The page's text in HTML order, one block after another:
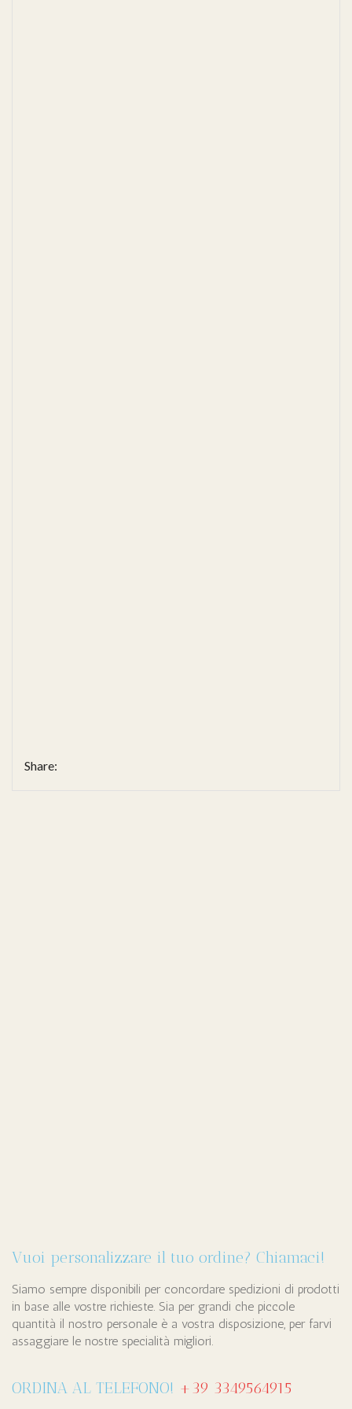
Share:
Vuoi personalizzare il tuo ordine? Chiamaci!
Siamo sempre disponibili per concordare spedizioni di prodotti
in base alle vostre richieste. Sia per grandi che piccole
quantità il nostro personale è a vostra disposizione, per farvi
assaggiare le nostre specialità migliori.
ORDINA AL TELEFONO! +39 3349564915